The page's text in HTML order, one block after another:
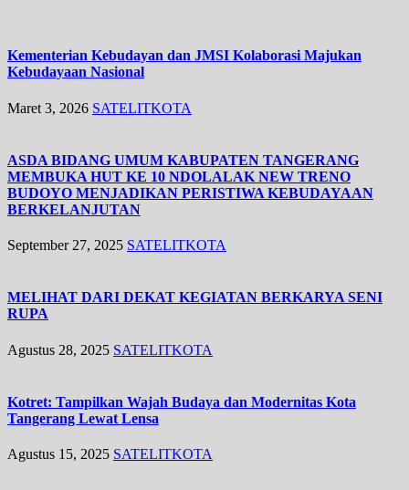
Kementerian Kebudayan dan JMSI Kolaborasi Majukan
Kebudayaan Nasional
Maret 3, 2026 SATELITKOTA
ASDA BIDANG UMUM KABUPATEN TANGERANG
MEMBUKA HUT KE 10 NDOLALAK NEW TRENO
BUDOYO MENJADIKAN PERISTIWA KEBUDAYAAN
BERKELANJUTAN
September 27, 2025 SATELITKOTA
MELIHAT DARI DEKAT KEGIATAN BERKARYA SENI
RUPA
Agustus 28, 2025 SATELITKOTA
Kotret: Tampilkan Wajah Budaya dan Modernitas Kota
Tangerang Lewat Lensa
Agustus 15, 2025 SATELITKOTA